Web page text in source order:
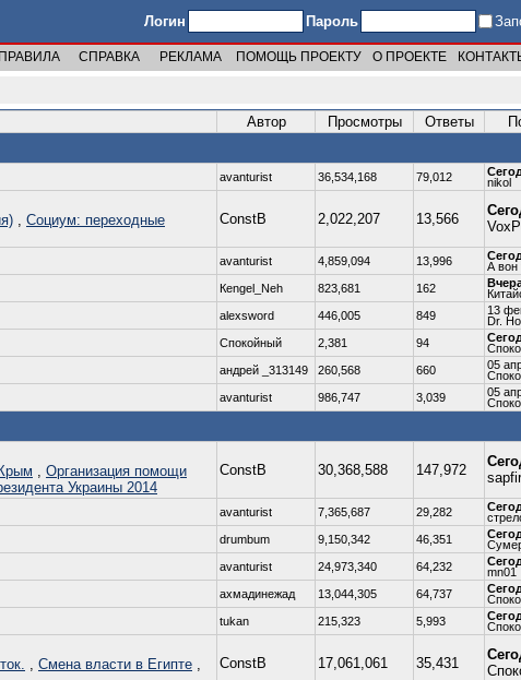
Логин Пароль
ПРАВИЛА СПРАВКА РЕКЛАМА ПОМОЩЬ ПРОЕКТУ О ПРОЕКТЕ
Автор Просмотры Ответы
avanturist 36,534,168 79,012
nikol
, Социум: переходные
ConstB 2,022,207 13,566
avanturist 4,859,094 13,996
А вон
Кengel_Neh 823,681 162
alexsword 446,005 849
13
Dr.
Спокойный 2,381 94
андрей _313149 260,568 660
05
avanturist 986,747 3,039
05
, Организация помощи
Украины 2014
ConstB 30,368,588 147,972
sapfir
avanturist 7,365,687 29,282
drumbum 9,150,342 46,351
avanturist 24,973,340 64,232
mn01
ахмадинежад 13,044,305 64,737
tukan 215,323 5,993
, Смена власти в Египте ,
ConstB 17,061,061 35,431